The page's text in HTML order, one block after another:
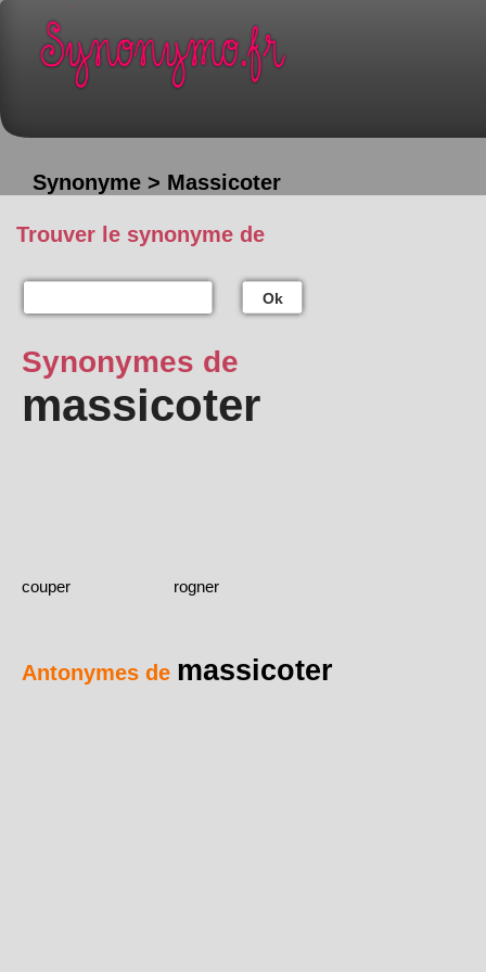
Synonyme > Massicoter
Trouver le synonyme de
Ok
Synonymes de
massicoter
couper rogner
Antonymes de massicoter